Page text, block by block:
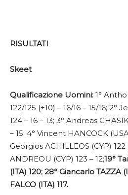
RISULTATI
Skeet
Qualificazione Uomini: 1°
122/125 (+10) – 16/16 – 15/16; 2°
124 – 16 – 13; 3° Andreas
– 15; 4° Vincent HANCOCK
Georgios ACHILLEOS (CYP)
ANDREOU (CYP) 123 – 12;19°
(ITA) 120; 28° Giancarlo TAZZA
FALCO (ITA) 117.